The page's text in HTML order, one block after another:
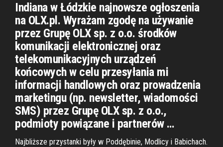
Indiana w Łódzkie najnowsze ogłoszenia
na OLX.pl. Wyrażam zgodę na używanie
przez Grupę OLX sp. z o.o. środków
komunikacji elektronicznej oraz
telekomunikacyjnych urządzeń
końcowych w celu przesyłania mi
informacji handlowych oraz prowadzenia
marketingu (np. newsletter, wiadomości
SMS) przez Grupę OLX sp. z o.o.,
podmioty powiązane i partnerów …
Najbliższe przystanki były w Poddębinie, Modlicy i Babichach.